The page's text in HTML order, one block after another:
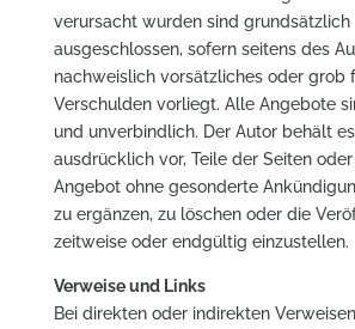
verursacht wurden sind grundsätzlich
ausgeschlossen, sofern seitens des
nachweislich vorsätzliches oder grob
Verschulden vorliegt. Alle Angebote
und unverbindlich. Der Autor behält
ausdrücklich vor, Teile der Seiten
Angebot ohne gesonderte
zu ergänzen, zu löschen oder die
zeitweise oder endgültig einzustellen.
Verweise und Links
Bei direkten oder indirekten